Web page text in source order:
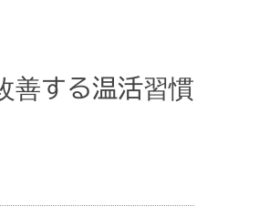
善する温活習慣